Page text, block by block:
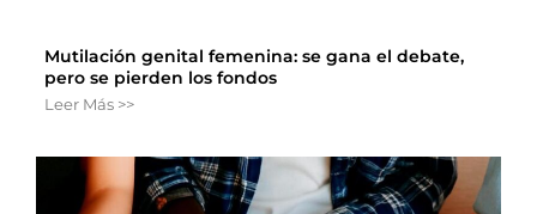
Mutilación genital femenina: se gana el debate,
pero se pierden los fondos
Leer Más >>